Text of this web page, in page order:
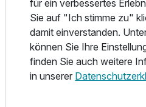
Naturschutzgebiet sowie eine
eingebettet. Es begrüßen Sie
Räume und ein Zuhause-
sind dank der großen
bestechen durch das offene
Modernes Design,
für ein verbessertes
Sie auf "Ich stimme zu"
damit einverstanden.
können Sie Ihre
finden Sie auch weitere
in unserer